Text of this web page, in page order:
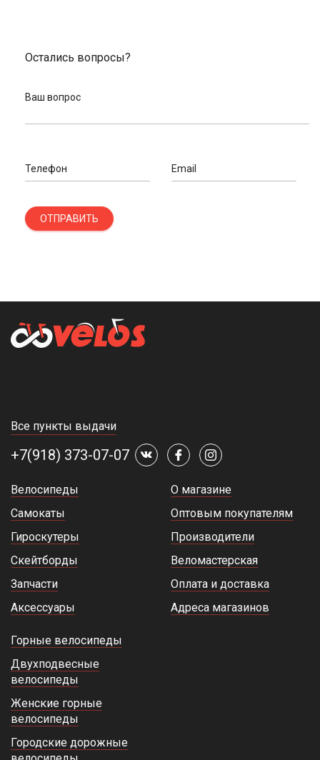
пенорезины с пластиковым ободом. Они отлично подойдут
Как купить беговел у нас
картой или с помощью электронного кошелька ЮMoney
(Яндекс.Деньги). Доставляем товар по Краснодару и в другие
Если вам потребуется профессиональная консультация,
обращайтесь к нам через форму обратной связи на сайте или
Остались вопросы?
Ваш вопрос
Телефон Email
ОТПРАВИТЬ
Все пункты выдачи
+7(918) 373-07-07
Велосипеды
Самокаты
Гироскутеры
Скейтборды
Запчасти
Аксессуары
О магазине
Оптовым покупателям
Производители
Веломастерская
Оплата и доставка
Адреса магазинов
Горные велосипеды
Двухподвесные
велосипеды
Женские горные
велосипеды
Городские дорожные